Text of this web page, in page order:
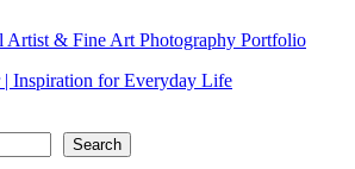
Artist & Fine Art Photography Portfolio
Inspiration for Everyday Life
Search